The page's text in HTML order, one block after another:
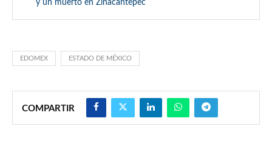
y un muerto en Zinacantepec
EDOMEX ESTADO DE MÉXICO
COMPARTIR